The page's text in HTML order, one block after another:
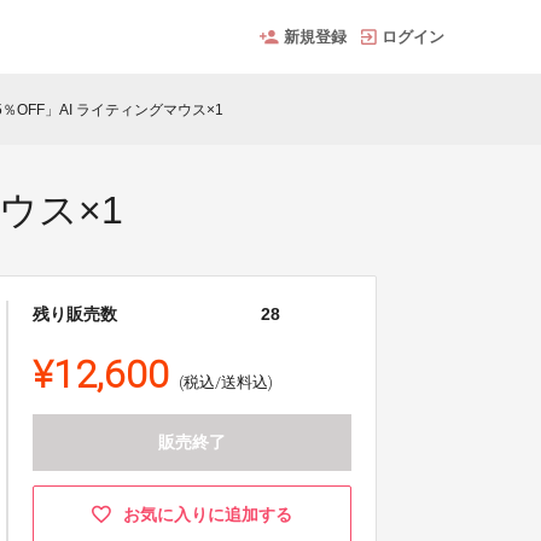
新規登録 ログイン
OFF」AI ライティングマウス×1
ス×1
残り販売数 28
¥12,600 (税込/送料込)
販売終了
お気に入りに追加する